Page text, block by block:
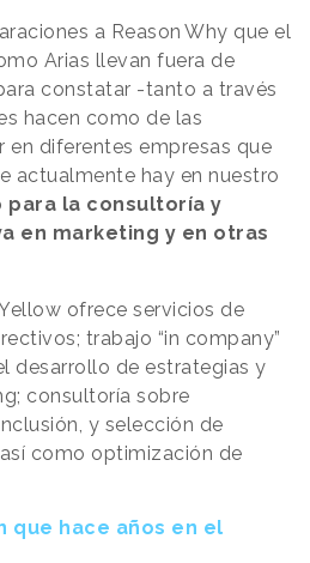
a Reason Why que el
Arias llevan fuera de
constatar -tanto a través
hacen como de las
en diferentes empresas que
actualmente hay en nuestro
para la consultoría y
en marketing y en otras
ofrece servicios de
trabajo “in company”
desarrollo de estrategias y
consultoría sobre
y selección de
como optimización de
que hace años en el